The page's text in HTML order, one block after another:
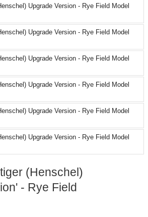
(Henschel)
- Rye Field